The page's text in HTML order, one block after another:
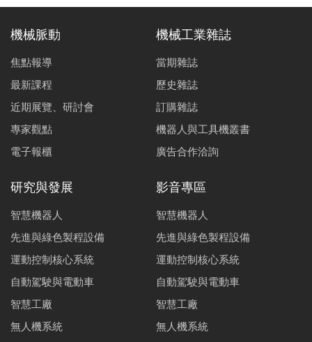
境。我們進一步識別188種 ISO 34502 未涵蓋的安全關
鍵情境，提升測試結果對自駕車在臺灣道路環境下運行安
全性與測試數據的可靠度。
機械脈動
焦點報導
最新課程
近期展覽、研討會
專家觀點
電子報櫃
機械工業雜誌
當期雜誌
歷史雜誌
訂購雜誌
機器人與工具機叢書
廣告合作洽詢
研究與發展
智慧機器人
先進與綠色製程設備
運動控制核心系統
自動駕駛與電動車
智慧工廠
無人機系統
影音專區
智慧機器人
先進與綠色製程設備
運動控制核心系統
自動駕駛與電動車
智慧工廠
無人機系統